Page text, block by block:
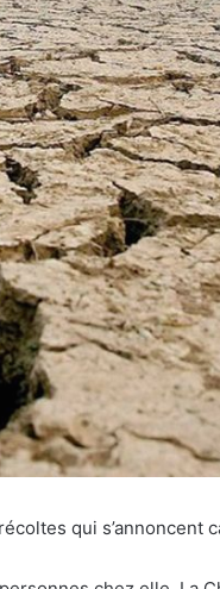
qui s’annoncent